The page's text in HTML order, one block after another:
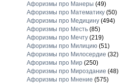
Афоризмы про Манеры (49)
Афоризмы про Математику(50)
Афоризмы про Медицину(494)
Афоризмы про Месть(85)
Афоризмы про Мечту(219)
Афоризмы про Милицию(51)
Афоризмы про Милосердие (32)
Афоризмы про Мир(250)
Афоризмы про Мироздание (48)
Афоризмы про Мнение (575)